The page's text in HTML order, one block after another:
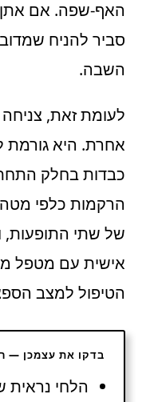
האף-שפה. אם
סביר להניח
השבה.
לעומת זאת,
אחרת. היא
כבדות בחלק
הרקמות כלפי
של שתי התופעות,
אישית עם מטפל
הטיפול למצב
בדקו את עצמכן —
הלחי נראית